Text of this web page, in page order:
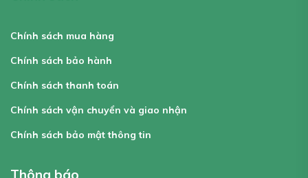
Chính sách mua hàng
Chính sách bảo hành
Chính sách thanh toán
Chính sách vận chuyển và giao nhận
Chính sách bảo mật thông tin
Thông báo